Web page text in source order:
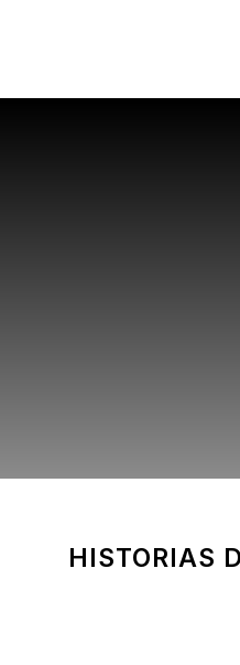
HISTORIAS